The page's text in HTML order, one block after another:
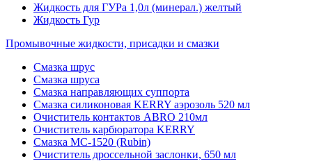
Жидкость для ГУРа 1,0л (минерал.) желтый
Жидкость Гур
Промывочные жидкости, присадки и смазки
Смазка шрус
Смазка шруса
Смазка направляющих суппорта
Смазка силиконовая KERRY аэрозоль 520 мл
Очиститель контактов ABRO 210мл
Очиститель карбюратора KERRY
Смазка МС-1520 (Rubin)
Очиститель дроссельной заслонки, 650 мл